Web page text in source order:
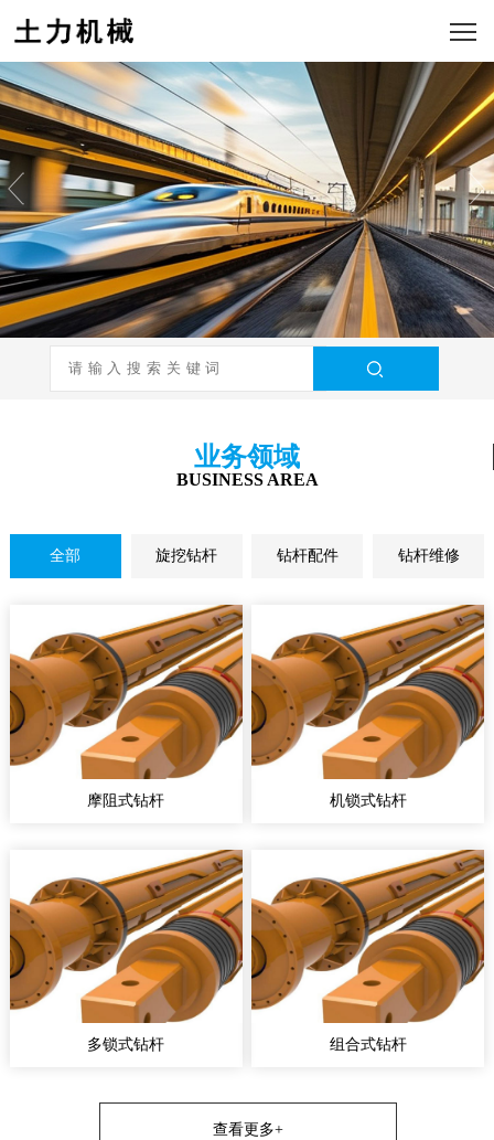
业务领域
BUSINESS AREA
全部 旋挖钻杆 钻杆配件 钻杆维修
摩阻式钻杆 机锁式钻杆
多锁式钻杆 组合式钻杆
查看更多+